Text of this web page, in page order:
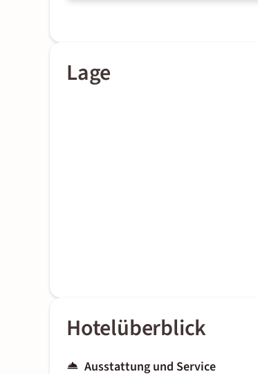
Lage
Hotelüberblick
Ausstattung und Service